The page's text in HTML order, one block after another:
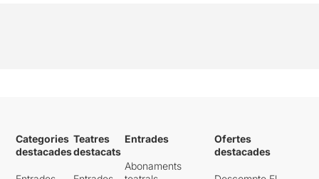
Categories
destacades
Teatres
destacats
Entrades
Abonaments
Ofertes
destacades